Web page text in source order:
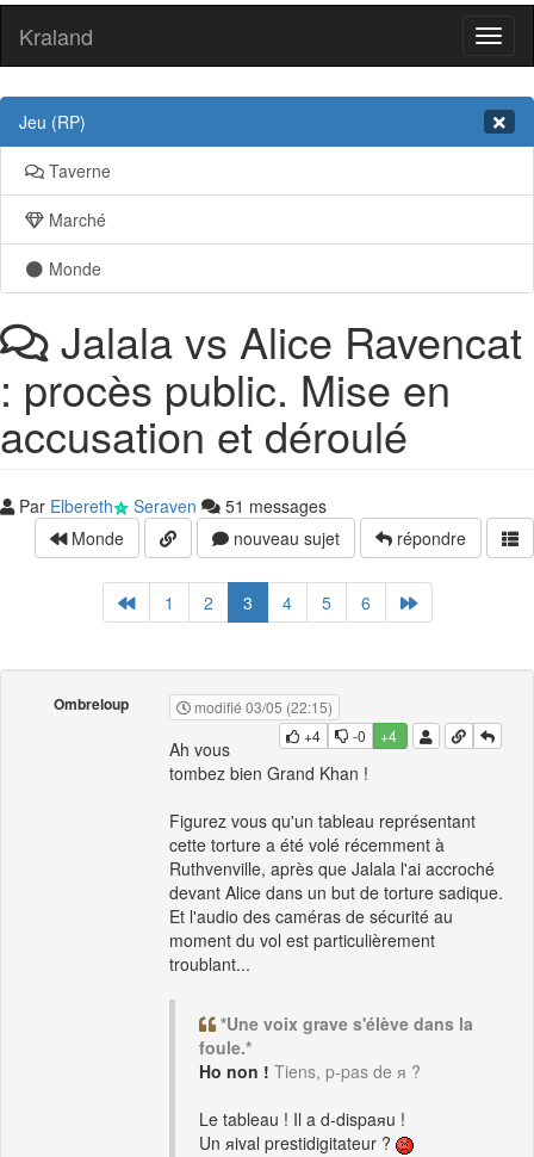
Kraland
Jeu (RP)
Taverne
Marché
Monde
Jalala vs Alice Ravencat
: procès public. Mise en
accusation et déroulé
Par Elbereth Seraven
51 messages
Monde
nouveau sujet répondre
1 2 3 4 5 6
Ombreloup
modifié 03/05 (22:15)
+4
-0 +4
Ah vous
tombez bien Grand Khan !
Figurez vous qu'un tableau représentant
cette torture a été volé récemment à
Ruthvenville, après que Jalala l'ai accroché
devant Alice dans un but de torture sadique.
Et l'audio des caméras de sécurité au
moment du vol est particulièrement
troublant...
*Une voix grave s'élève dans la
foule.*
Ho non ! Tiens, p-pas de я ?
Le tableau ! Il a d-dispaяu !
Un яival prestidigitateur ?